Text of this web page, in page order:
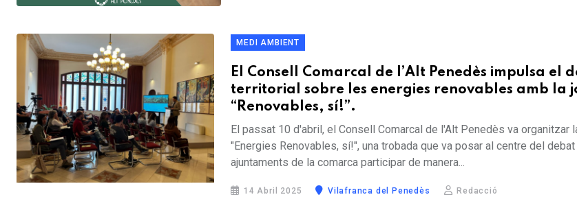
MEDI AMBIENT
El Consell Comarcal de l’Alt Penedès impulsa el
territorial sobre les energies renovables amb la
“Renovables, sí!”.
El passat 10 d'abril, el Consell Comarcal de l'Alt Penedès va organitzar
"Energies Renovables, sí!", una trobada que va posar al centre del
ajuntaments de la comarca participar de manera...
14 Abril 2025 Vilafranca del Penedès Redacció